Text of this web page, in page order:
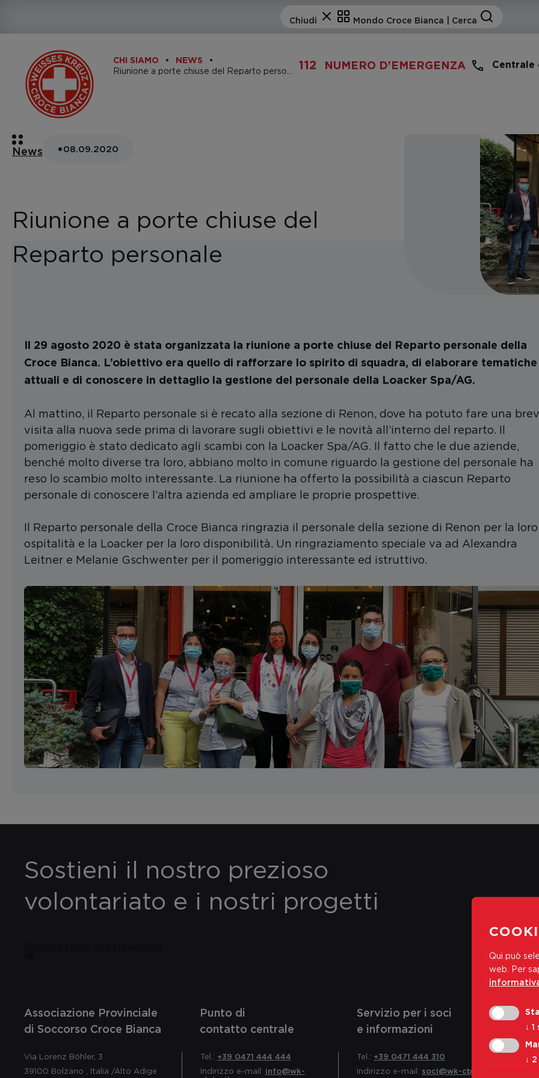
CHI SIAMO NEWS 112 NUMERO D'EMERGENZA Centrale
News •08.09.2020
Riunione a porte chiuse del
Reparto personale
Il 29 agosto 2020 è stata organizzata la riunione a porte chiuse del Reparto personale della
Croce Bianca. L’obiettivo era quello di rafforzare lo spirito di squadra, di elaborare tematiche
attuali e di conoscere in dettaglio la gestione del personale della Loacker Spa/AG.
Al mattino, il Reparto personale si è recato alla sezione di Renon, dove ha potuto fare una
visita alla nuova sede prima di lavorare sugli obiettivi e le novità all’interno del reparto. Il
pomeriggio è stato dedicato agli scambi con la Loacker Spa/AG. Il fatto che le due aziende,
benché molto diverse tra loro, abbiano molto in comune riguardo la gestione del personale ha
reso lo scambio molto interessante. La riunione ha offerto la possibilità a ciascun Reparto
personale di conoscere l’altra azienda ed ampliare le proprie prospettive.
Il Reparto personale della Croce Bianca ringrazia il personale della sezione di Renon per la loro
ospitalità e la Loacker per la loro disponibilità. Un ringraziamento speciale va ad Alexandra
Leitner e Melanie Gschwenter per il pomeriggio interessante ed istruttivo.
Sostieni il nostro prezioso
volontariato e i nostri progetti
Associazione Provinciale
di Soccorso Croce Bianca
Via Lorenz Böhler, 3
39100 Bolzano Italia /Alto Adige
Punto di
contatto centrale
Tel.: +39 0471 444 444
Indirizzo e-mail: info@wk-
Servizio per i soci
e informazioni
Tel.: +39 0471 444 310
Indirizzo e-mail: soci@wk-cb.bz.it
Qui può
web. Per
↓ 1
↓ 2